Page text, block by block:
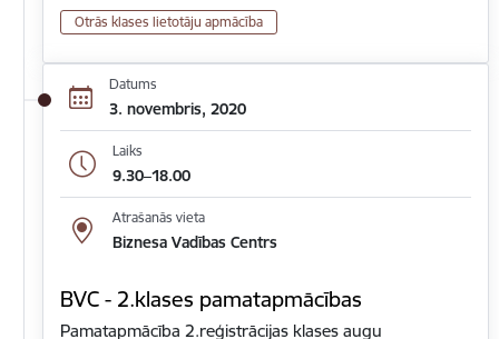
Otrās klases lietotāju apmācība
Datums
3. novembris, 2020
Laiks
9.30–18.00
Atrašanās vieta
Biznesa Vadības Centrs
BVC - 2.klases pamatapmācības
Pamatapmācība 2.reģistrācijas klases augu